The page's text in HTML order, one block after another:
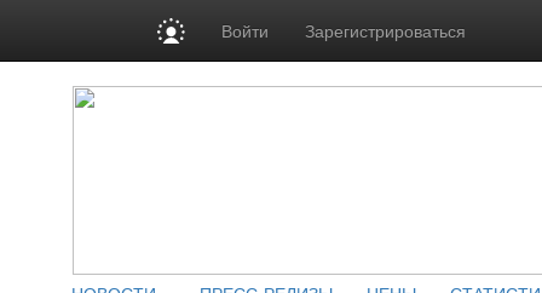
Войти Зарегистрироваться